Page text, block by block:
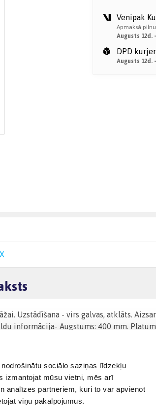
sociālo saziņas līdzekļu
izmantojat mūsu vietni, mēs arī
analīzes partneriem, kuri to var apvienot
viņu pakalpojumus.
Venipak
Apmaksā
Augusts 12d.
DPD
Augusts 12d.
Uzstādīšana - virs galvas, atklāts.
informācija- Augstums: 400 mm.